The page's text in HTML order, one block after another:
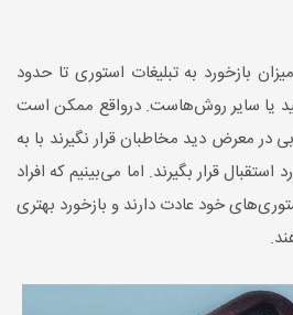
بازخورد به تبلیغات استوری تا حدود
یا سایر روش‌هاست. درواقع ممکن است
معرض دید مخاطبان قرار نگیرند با به
قرار بگیرند. اما می‌بینیم که افراد
خود عادت دارند و بازخورد بهتری